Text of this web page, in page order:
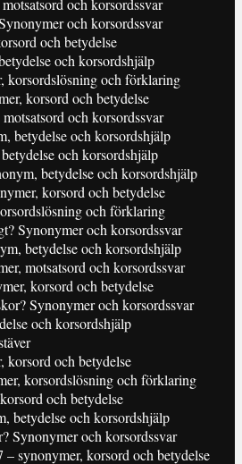
och korsordssvar
och betydelse
och korsordshjälp
korsordslösning och förklaring
korsord och betydelse
och korsordssvar
betydelse och korsordshjälp
och korsordshjälp
betydelse och korsordshjälp
korsord och betydelse
och förklaring
Synonymer och korsordssvar
betydelse och korsordshjälp
motsatsord och korsordssvar
korsord och betydelse
Synonymer och korsordssvar
och korsordshjälp
korsord och betydelse
korsordslösning och förklaring
och betydelse
betydelse och korsordshjälp
Synonymer och korsordssvar
– synonymer, korsord och betydelse